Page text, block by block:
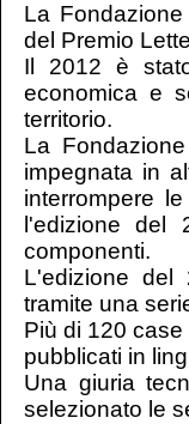
La
del Premio
Il 2012 è
economica e
territorio.
La
impegnata in
interrompere
l'edizione del
componenti.
L'edizione del
tramite una
Più di 120
pubblicati in
Una giuria
selezionato le